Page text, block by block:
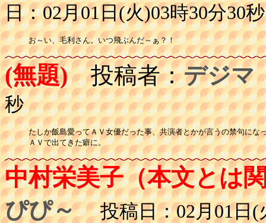
日：02月01日(火)03時30分30秒
お～い、毛利さん。いつ飛ぶんだ～ぁ？！
(無題)投稿者：デジマ
秒
たしか飯島愛ってＡＶ女優だった事、共演者とかが言うの禁句にな
ＡＶで出てきた癖に。
中村栄美子（本文とは
ぴぴ～ 投稿日：02月01日(